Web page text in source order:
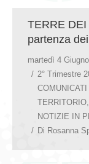
TERRE
partenza
martedì 4
2° Trimestre
TERRITORIO,
NOTIZIE IN
Di Rosanna